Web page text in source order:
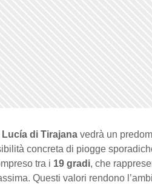
Lucía di Tirajana vedrà un
concreta di piogge
tra i 19 gradi, che
Questi valori rendono